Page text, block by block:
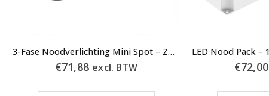
3-Fase Noodverlichting Mini Spot – Zwart
€71,88 excl. BTW €72,00